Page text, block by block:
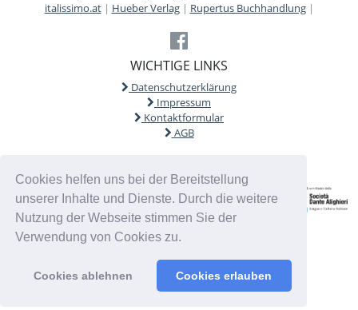
Cookies helfen uns bei der Bereitstellung
unserer Inhalte und Dienste. Durch die weitere
Nutzung der Webseite stimmen Sie der
Verwendung von Cookies zu.
Cookies ablehnen Cookies erlauben
italissimo.at| Hueber Verlag| Rupertus Buchhandlung|
WICHTIGE LINKS
Datenschutzerklärung
Impressum
Kontaktformular
AGB